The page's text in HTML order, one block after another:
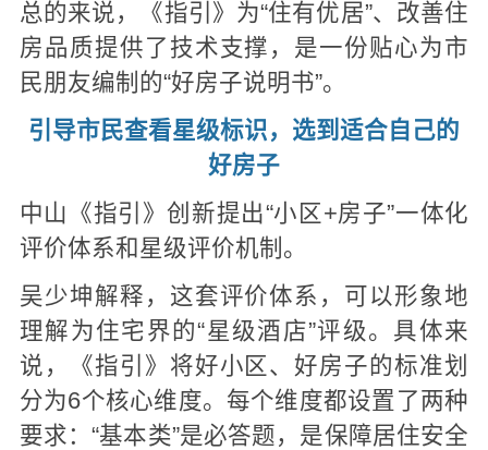
总的来说，《指引》为“住有优居”、改善住
房品质提供了技术支撑，是一份贴心为市
民朋友编制的“好房子说明书”。
引导市民查看星级标识，选到适合自己的
好房子
中山《指引》创新提出“小区+房子”一体化
评价体系和星级评价机制。
吴少坤解释，这套评价体系，可以形象地
理解为住宅界的“星级酒店”评级。具体来
说，《指引》将好小区、好房子的标准划
分为6个核心维度。每个维度都设置了两种
要求：“基本类”是必答题，是保障居住安全